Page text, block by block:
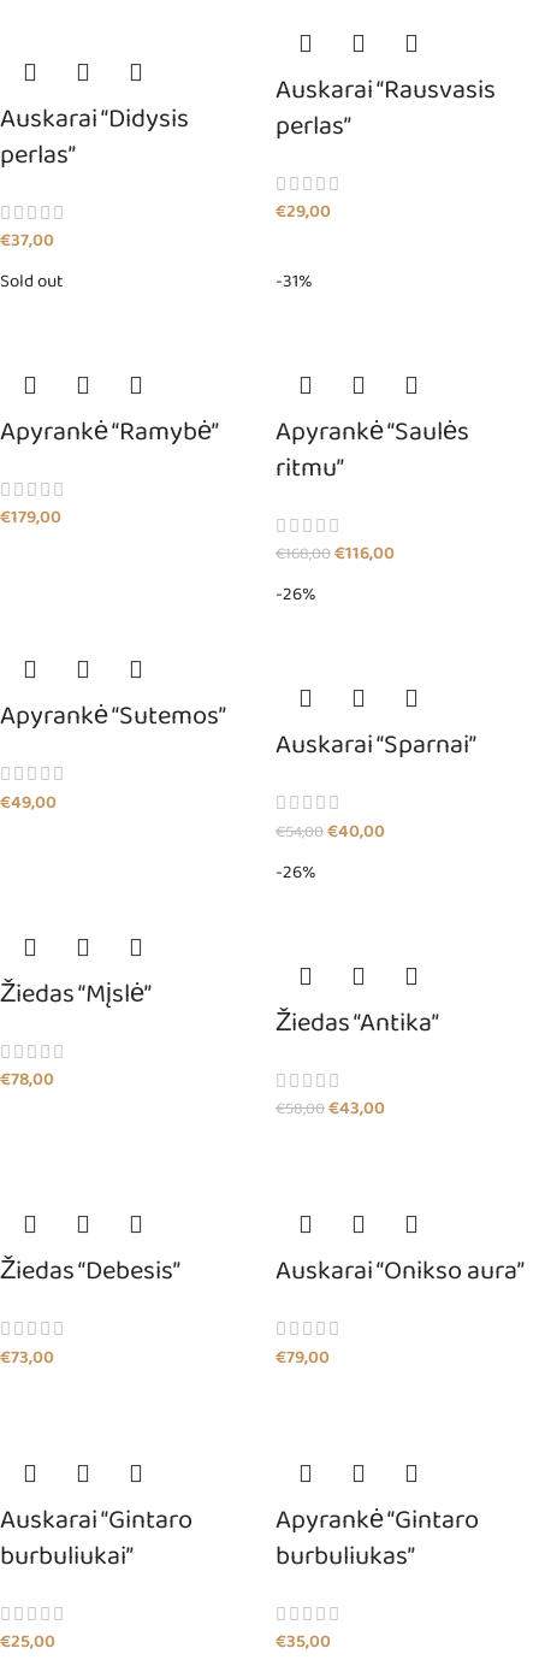
Auskarai “Didysis
perlas”
€37,00
Auskarai “Rausvasis
perlas”
€29,00
Sold out
Apyrankė “Ramybė”
€179,00
-31%
Apyrankė “Saulės
ritmu”
€168,00€116,00
Apyrankė “Sutemos”
€49,00
-26%
Auskarai “Sparnai”
€54,00€40,00
Žiedas “Mįslė”
€78,00
-26%
Žiedas “Antika”
€58,00€43,00
Žiedas “Debesis”
€73,00
Auskarai “Onikso aura”
€79,00
Auskarai “Gintaro
burbuliukai”
€25,00
Apyrankė “Gintaro
burbuliukas”
€35,00